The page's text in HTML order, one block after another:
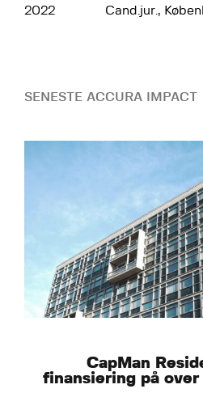
2022 Cand.jur.,
SENESTE ACCURA IMPACT
CapMan
finansiering på